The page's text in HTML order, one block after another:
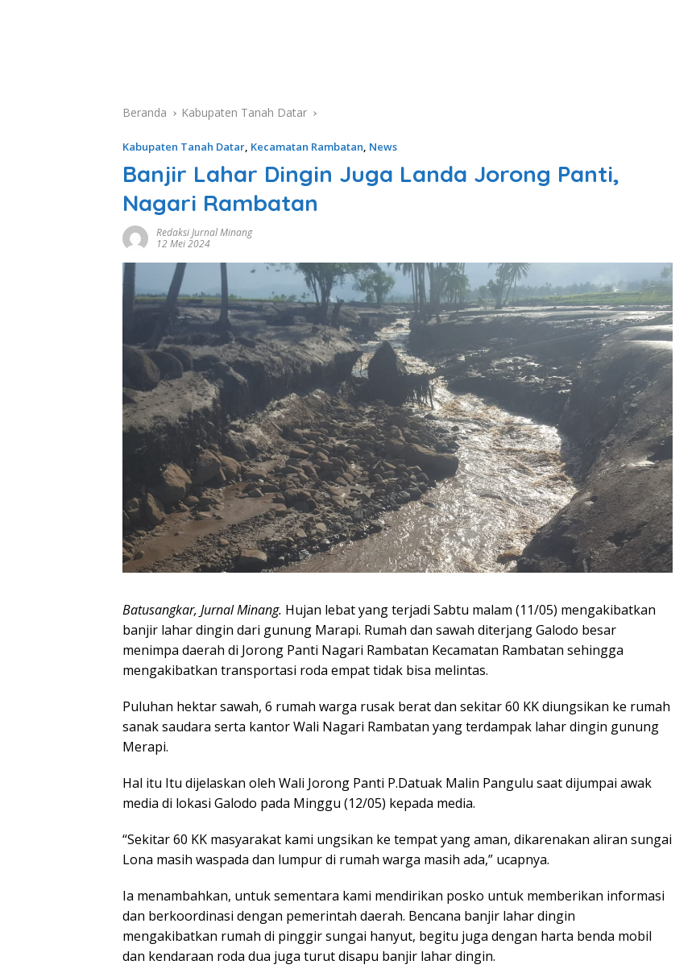
Beranda Kabupaten Tanah Datar
Kabupaten Tanah Datar, Kecamatan Rambatan, News
Banjir Lahar Dingin Juga Landa Jorong Panti,
Nagari Rambatan
Redaksi Jurnal Minang
12 Mei 2024
Batusangkar, Jurnal Minang. Hujan lebat yang terjadi Sabtu malam (11/05) mengakibatkan
banjir lahar dingin dari gunung Marapi. Rumah dan sawah diterjang Galodo besar
menimpa daerah di Jorong Panti Nagari Rambatan Kecamatan Rambatan sehingga
mengakibatkan transportasi roda empat tidak bisa melintas.
Puluhan hektar sawah, 6 rumah warga rusak berat dan sekitar 60 KK diungsikan ke rumah
sanak saudara serta kantor Wali Nagari Rambatan yang terdampak lahar dingin gunung
Merapi.
Hal itu Itu dijelaskan oleh Wali Jorong Panti P.Datuak Malin Pangulu saat dijumpai awak
media di lokasi Galodo pada Minggu (12/05) kepada media.
“Sekitar 60 KK masyarakat kami ungsikan ke tempat yang aman, dikarenakan aliran sungai
Lona masih waspada dan lumpur di rumah warga masih ada,” ucapnya.
Ia menambahkan, untuk sementara kami mendirikan posko untuk memberikan informasi
dan berkoordinasi dengan pemerintah daerah. Bencana banjir lahar dingin
mengakibatkan rumah di pinggir sungai hanyut, begitu juga dengan harta benda mobil
dan kendaraan roda dua juga turut disapu banjir lahar dingin.